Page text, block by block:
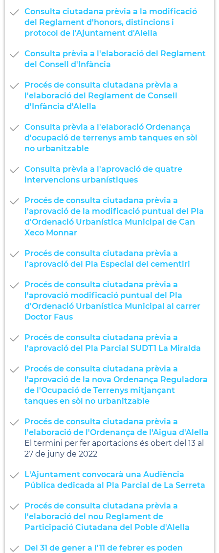
Consulta ciutadana prèvia a la modificació
del Reglament d'honors, distincions i
protocol de l'Ajuntament d'Alella
Consulta prèvia a l'elaboració del Reglament
del Consell d'Infància
Procés de consulta ciutadana prèvia a
l'elaboració del Reglament de Consell
d'Infància d'Alella
Consulta prèvia a l'elaboració Ordenança
d'ocupació de terrenys amb tanques en sòl
no urbanitzable
Consulta prèvia a l'aprovació de quatre
intervencions urbanístiques
Procés de consulta ciutadana prèvia a
l'aprovació de la modificació puntual del Pla
d'Ordenació Urbanística Municipal de Can
Xeco Monnar
Procés de consulta ciutadana prèvia a
l'aprovació del Pla Especial del cementiri
Procés de consulta ciutadana prèvia a
l'aprovació modificació puntual del Pla
d'Ordenació Urbanística Municipal al carrer
Doctor Faus
Procés de consulta ciutadana prèvia a
l'aprovació del Pla Parcial SUDT1 La Miralda
Procés de consulta ciutadana prèvia a
l'aprovació de la nova Ordenança Reguladora
de l'Ocupació de Terrenys mitjançant
tanques en sòl no urbanitzable
Procés de consulta ciutadana prèvia a
l'elaboració de l'Ordenança de l'Aigua d'Alella
El termini per fer aportacions és obert del 13 al
27 de juny de 2022
L'Ajuntament convocarà una Audiència
Pública dedicada al Pla Parcial de La Serreta
Procés de consulta ciutadana prèvia a
l'elaboració del nou Reglament de
Participació Ciutadana del Poble d'Alella
Del 31 de gener a l'11 de febrer es poden